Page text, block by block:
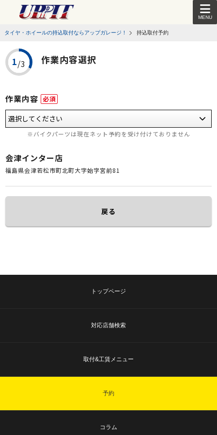
MENU
タイヤ・ホイールの持込取付ならアップガレージ！ 持込取付予約
作業内容選択
作業内容 必須
※バイクパーツは現在ネット予約を受け付けておりません
会津インター店
福島県会津若松市町北町大字始字宮前81
戻る
トップページ
対応店舗検索
取付&工賃メニュー
予約
コラム